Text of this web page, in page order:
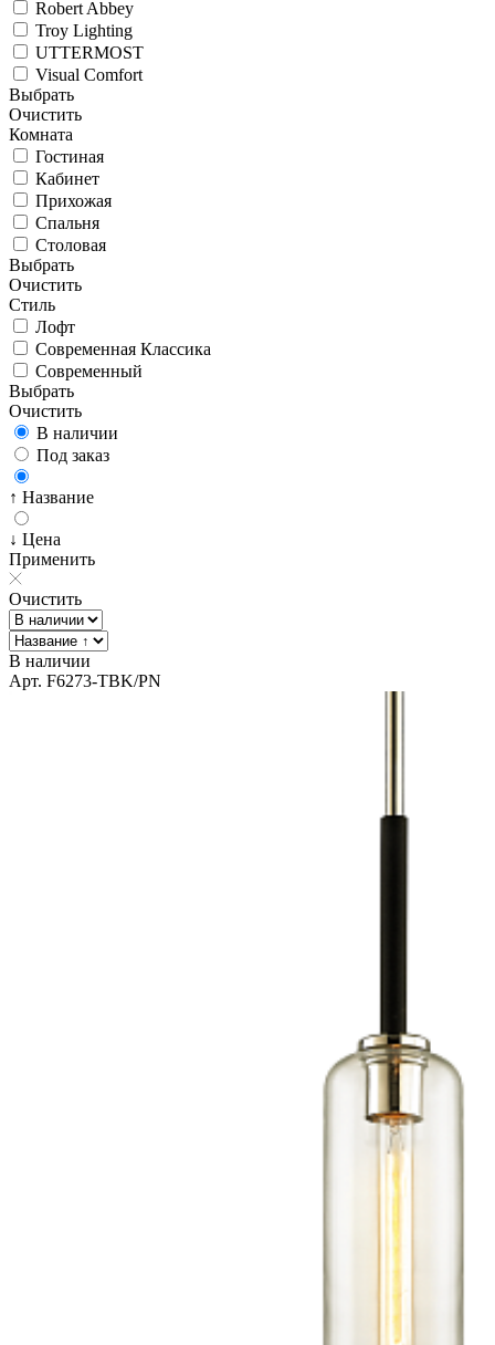
Robert Abbey
Troy Lighting
UTTERMOST
Visual Comfort
Выбрать
Очистить
Комната
Гостиная
Кабинет
Прихожая
Спальня
Столовая
Выбрать
Очистить
Стиль
Лофт
Современная Классика
Современный
Выбрать
Очистить
В наличии
Под заказ
↑ Название
↓ Цена
Применить
Очистить
В наличии
Арт. F6273-TBK/PN